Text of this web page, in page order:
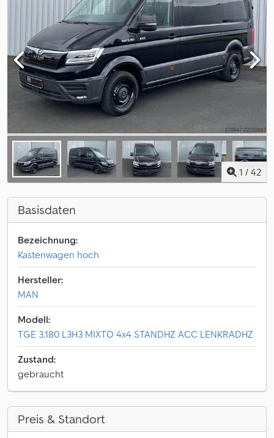
1 / 42
Basisdaten
Bezeichnung:
Kastenwagen hoch
Hersteller:
MAN
Modell:
TGE 3.180 L3H3 MIXTO 4x4 STANDHZ ACC LENKRADHZ
Zustand:
gebraucht
Preis & Standort